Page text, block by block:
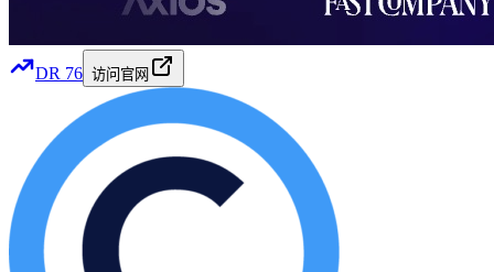
DR 76 访问官网